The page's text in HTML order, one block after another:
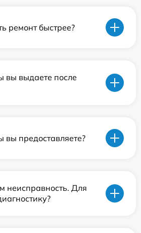
ремонт быстрее?
вы выдаете после
вы предоставляете?
неисправность. Для